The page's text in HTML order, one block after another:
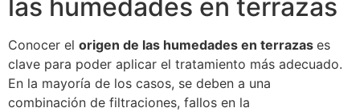
las humedades en terrazas
Conocer el origen de las humedades en terrazas es
clave para poder aplicar el tratamiento más adecuado.
En la mayoría de los casos, se deben a una
combinación de filtraciones, fallos en la